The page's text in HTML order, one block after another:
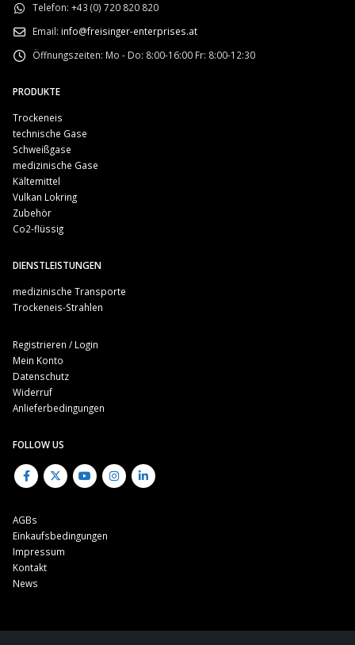
Telefon: +43 (0) 720 820 820
Email: info@freisinger-enterprises.at
Öffnungszeiten: Mo - Do: 8:00-16:00 Fr: 8:00-12:30
PRODUKTE
Trockeneis
technische Gase
Schweißgase
medizinische Gase
Kältemittel
Vulkan Lokring
Zubehör
Co2-flüssig
DIENSTLEISTUNGEN
medizinische Transporte
Trockeneis-Strahlen
Registrieren / Login
Mein Konto
Datenschutz
Widerruf
Anlieferbedingungen
FOLLOW US
AGBs
Einkaufsbedingungen
Impressum
Kontakt
News